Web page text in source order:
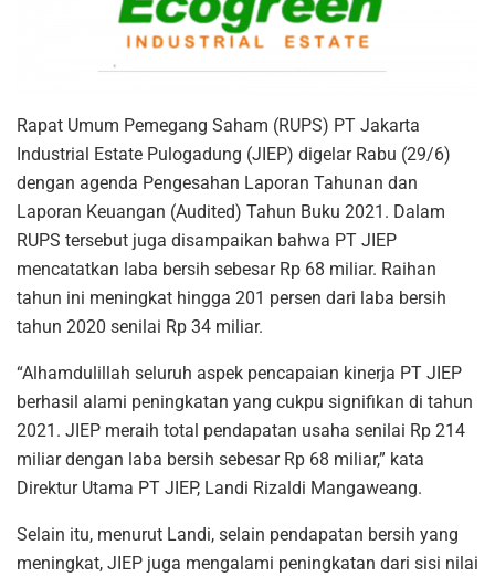
Rapat Umum Pemegang Saham (RUPS) PT Jakarta
Industrial Estate Pulogadung (JIEP) digelar Rabu (29/6)
dengan agenda Pengesahan Laporan Tahunan dan
Laporan Keuangan (Audited) Tahun Buku 2021. Dalam
RUPS tersebut juga disampaikan bahwa PT JIEP
mencatatkan laba bersih sebesar Rp 68 miliar. Raihan
tahun ini meningkat hingga 201 persen dari laba bersih
tahun 2020 senilai Rp 34 miliar.
“Alhamdulillah seluruh aspek pencapaian kinerja PT JIEP
berhasil alami peningkatan yang cukpu signifikan di tahun
2021. JIEP meraih total pendapatan usaha senilai Rp 214
miliar dengan laba bersih sebesar Rp 68 miliar,” kata
Direktur Utama PT JIEP, Landi Rizaldi Mangaweang.
Selain itu, menurut Landi, selain pendapatan bersih yang
meningkat, JIEP juga mengalami peningkatan dari sisi nilai